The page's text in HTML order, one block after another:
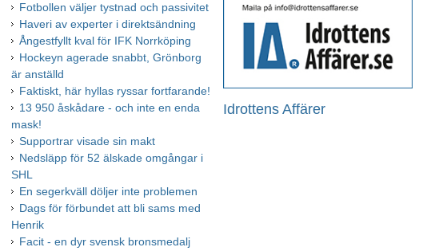
Idrottens Affärer
Fotbollen väljer tystnad och passivitet
Haveri av experter i direktsändning
Ångestfyllt kval för IFK Norrköping
Hockeyn agerade snabbt, Grönborg
är anställd
Faktiskt, här hyllas ryssar fortfarande!
13 950 åskådare - och inte en enda
mask!
Supportrar visade sin makt
Nedsläpp för 52 älskade omgångar i
SHL
En segerkväll döljer inte problemen
Dags för förbundet att bli sams med
Henrik
Facit - en dyr svensk bronsmedalj